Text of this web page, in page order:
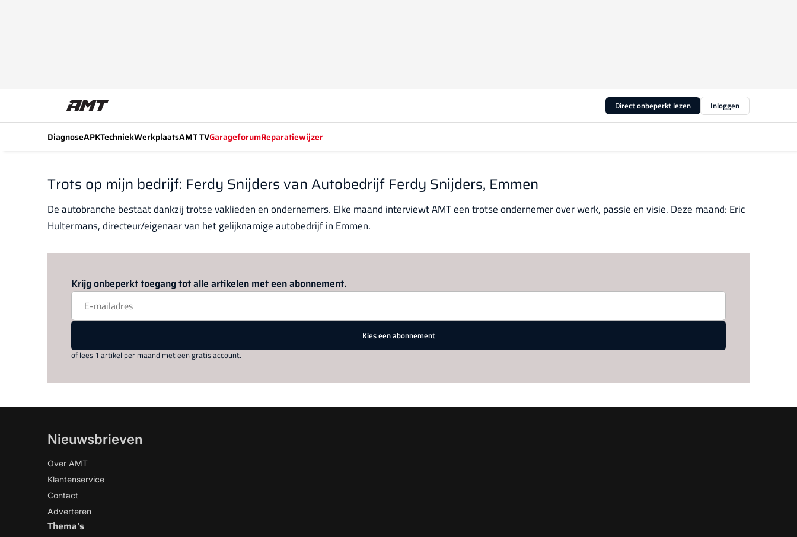
Direct onbeperkt lezen Inloggen
DiagnoseAPKTechniekWerkplaatsAMT TVGarageforumReparatiewijzer
Trots op mijn bedrijf: Ferdy Snijders van Autobedrijf Ferdy Snijders, Emmen
De autobranche bestaat dankzij trotse vaklieden en ondernemers. Elke maand interviewt AMT een trotse ondernemer over werk, passie en visie. Deze maand: Eric
Hultermans, directeur/eigenaar van het gelijknamige autobedrijf in Emmen.
Krijg onbeperkt toegang tot alle artikelen met een abonnement.
Kies een abonnement
of lees 1 artikel per maand met een gratis account.
Nieuwsbrieven
Over AMT
Klantenservice
Contact
Adverteren
Thema's